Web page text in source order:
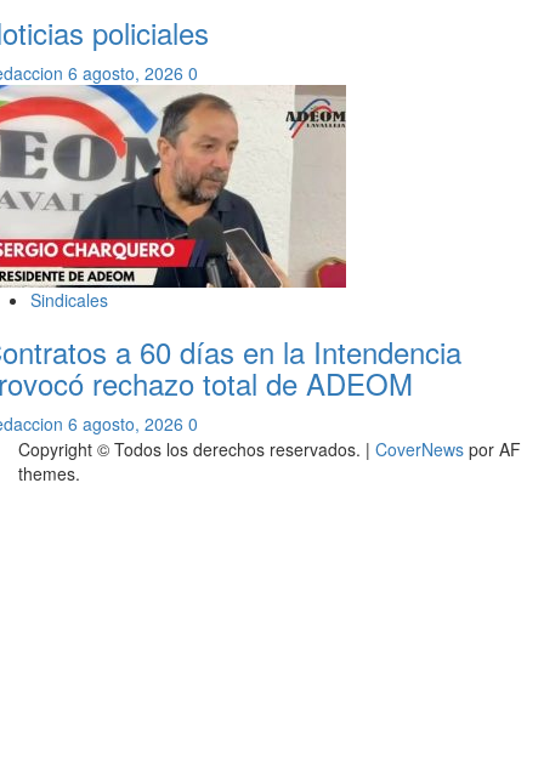
policiales
6 agosto, 2026 0
Sindicales
a 60 días en la Intendencia
rechazo total de ADEOM
6 agosto, 2026 0
Copyright © Todos los derechos reservados. | CoverNews por AF
themes.